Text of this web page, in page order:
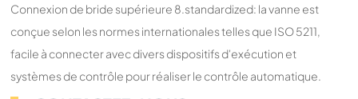
Connexion de bride supérieure 8.standardized: la vanne est
conçue selon les normes internationales telles que ISO 5211,
facile à connecter avec divers dispositifs d'exécution et
systèmes de contrôle pour réaliser le contrôle automatique.